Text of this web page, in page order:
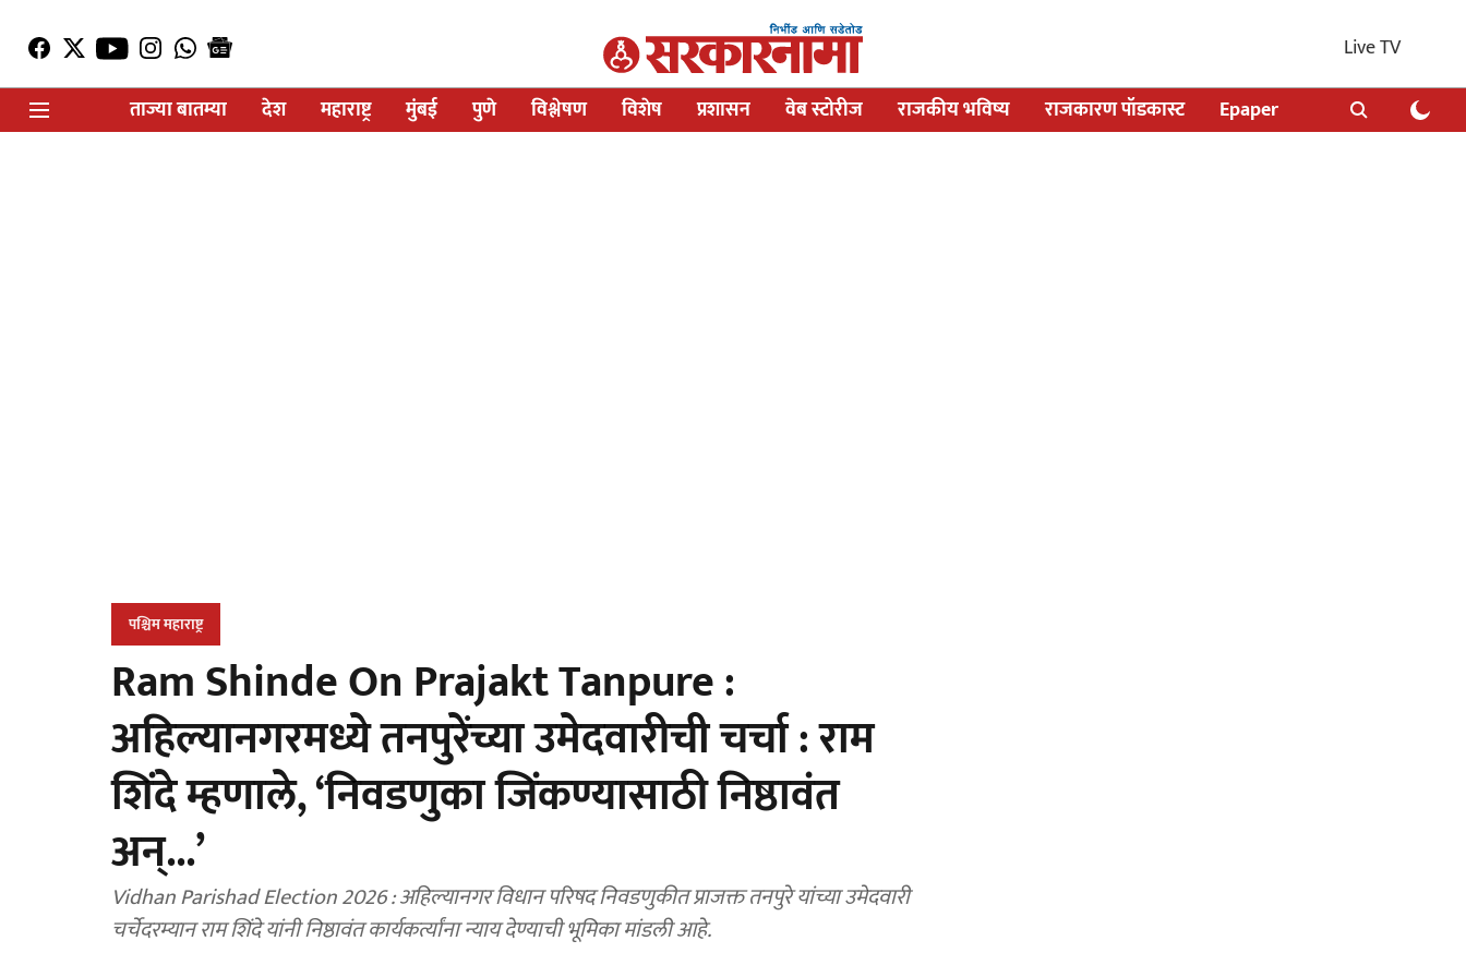
Live TV
ताज्या बातम्या
देश महाराष्ट्र मुंबई पुणे विश्लेषण विशेष प्रशासन वेब स्टोरीज राजकीय भविष्य राजकारण पॉडकास्ट Epaper
पश्चिम महाराष्ट्र
Ram Shinde On Prajakt Tanpure :
अहिल्यानगरमध्ये तनपुरेंच्या उमेदवारीची चर्चा : राम
शिंदे म्हणाले, ‘निवडणुका जिंकण्यासाठी निष्ठावंत
अन्‌...’
Vidhan Parishad Election 2026 : अहिल्यानगर विधान परिषद निवडणुकीत प्राजक्त तनपुरे यांच्या उमेदवारी
चर्चेदरम्यान राम शिंदे यांनी निष्ठावंत कार्यकर्त्यांना न्याय देण्याची भूमिका मांडली आहे.